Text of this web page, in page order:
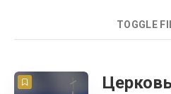
TOGGLE
COUNT 20